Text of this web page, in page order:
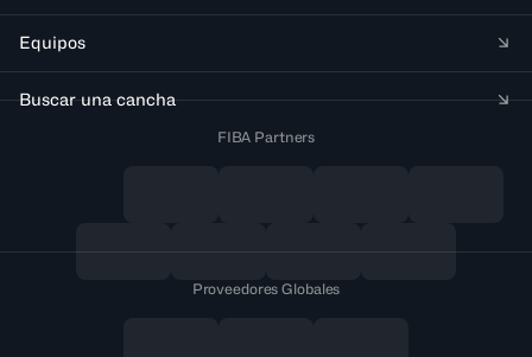
Equipos
Buscar una cancha
FIBA Partners
Proveedores Globales